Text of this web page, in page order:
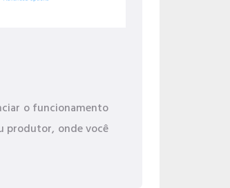
o funcionamento
produtor, onde você